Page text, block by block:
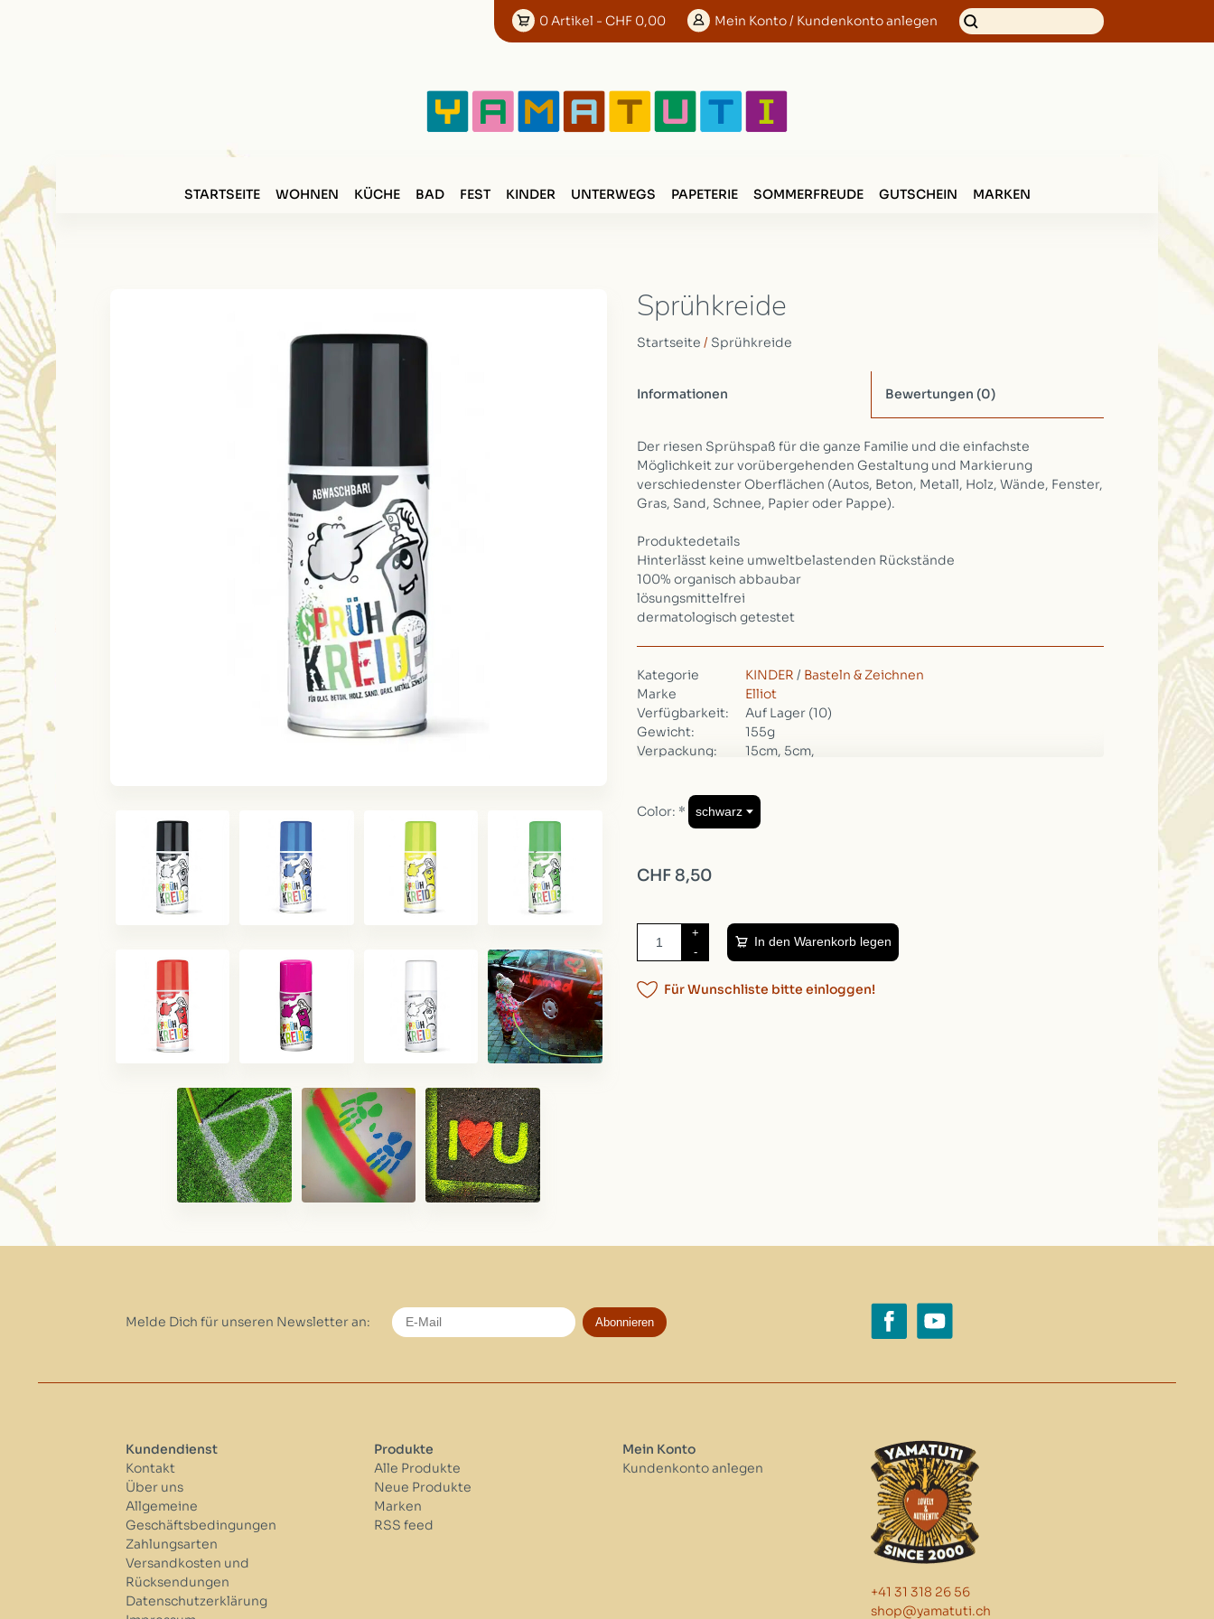
0Artikel - CHF 0,00 Mein Konto/ Kundenkonto anlegen
STARTSEITE WOHNEN KÜCHE BAD FEST KINDER UNTERWEGS PAPETERIE SOMMERFREUDE GUTSCHEIN MARKEN
Sprühkreide
Startseite / Sprühkreide
Informationen Bewertungen (0)
Der riesen Sprühspaß für die ganze Familie und die einfachste
Möglichkeit zur vorübergehenden Gestaltung und Markierung
verschiedenster Oberflächen (Autos, Beton, Metall, Holz, Wände, Fenster,
Gras, Sand, Schnee, Papier oder Pappe).
Produktedetails
Hinterlässt keine umweltbelastenden Rückstände
100% organisch abbaubar
lösungsmittelfrei
dermatologisch getestet
Kategorie KINDER / Basteln & Zeichnen
Marke
Elliot
Verfügbarkeit:
Auf Lager (10)
Gewicht:
155g
Verpackung:
15cm, 5cm,
Color: *
CHF 8,50
+
-
In den Warenkorb legen
Für Wunschliste bitte einloggen!
Melde Dich für unseren Newsletter an: Abonnieren
Kundendienst
Kontakt
Über uns
Allgemeine
Geschäftsbedingungen
Zahlungsarten
Versandkosten und
Rücksendungen
Datenschutzerklärung
Produkte
Alle Produkte
Neue Produkte
Marken
RSS feed
Mein Konto
Kundenkonto anlegen
+41 31 318 26 56
shop@yamatuti.ch